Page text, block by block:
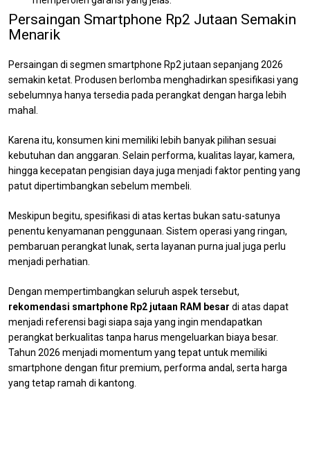
Persaingan Smartphone Rp2 Jutaan Semakin
Menarik
Persaingan di segmen smartphone Rp2 jutaan sepanjang 2026
semakin ketat. Produsen berlomba menghadirkan spesifikasi yang
sebelumnya hanya tersedia pada perangkat dengan harga lebih
mahal.
Karena itu, konsumen kini memiliki lebih banyak pilihan sesuai
kebutuhan dan anggaran. Selain performa, kualitas layar, kamera,
hingga kecepatan pengisian daya juga menjadi faktor penting yang
patut dipertimbangkan sebelum membeli.
Meskipun begitu, spesifikasi di atas kertas bukan satu-satunya
penentu kenyamanan penggunaan. Sistem operasi yang ringan,
pembaruan perangkat lunak, serta layanan purna jual juga perlu
menjadi perhatian.
Dengan mempertimbangkan seluruh aspek tersebut,
rekomendasi smartphone Rp2 jutaan RAM besar di atas dapat
menjadi referensi bagi siapa saja yang ingin mendapatkan
perangkat berkualitas tanpa harus mengeluarkan biaya besar.
Tahun 2026 menjadi momentum yang tepat untuk memiliki
smartphone dengan fitur premium, performa andal, serta harga
yang tetap ramah di kantong.